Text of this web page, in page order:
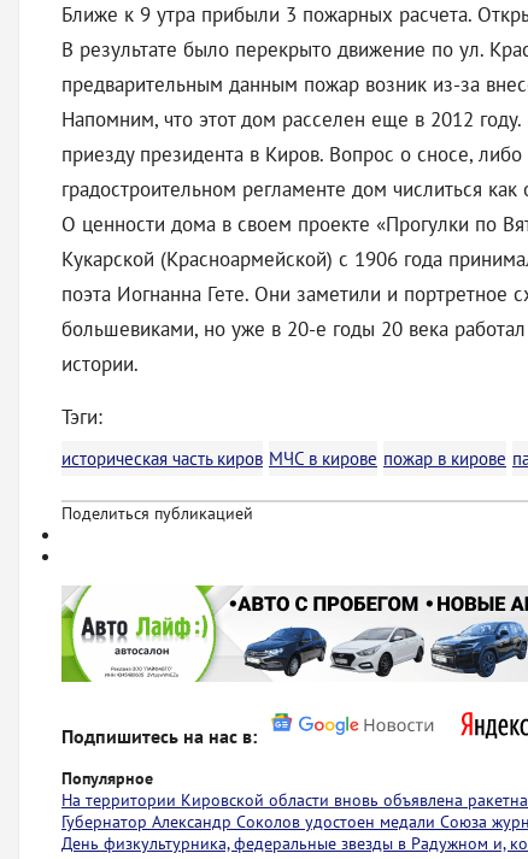
Ближе к 9 утра прибыли 3 пожарных расчета.
В результате было перекрыто движение по ул.
предварительным данным пожар возник из-за
Напомним, что этот дом расселен еще в 2012
приезду президента в Киров. Вопрос о сносе,
градостроительном регламенте дом числиться
О ценности дома в своем проекте «Прогулки по
Кукарской (Красноармейской) с 1906 года
поэта Иогнанна Гете. Они заметили и
большевиками, но уже в 20-е годы 20 века
истории.
Тэги:
историческая часть киров МЧС в кирове пожар в кирове
Поделиться публикацией
Подпишитесь на нас в:
Популярное
На территории Кировской области вновь объявлена
Губернатор Александр Соколов удостоен медали Союза
День физкультурника, федеральные звезды в Радужном и,